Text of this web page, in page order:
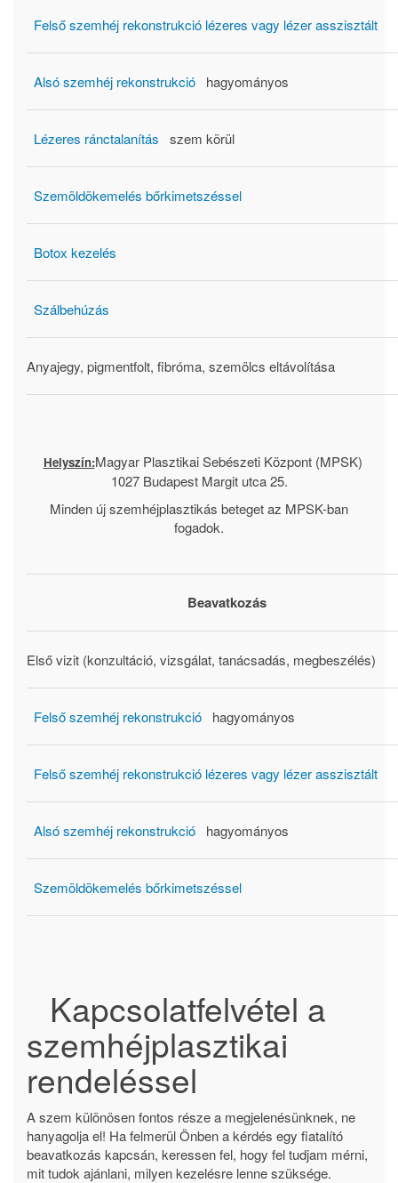
Felső szemhéj rekonstrukció lézeres vagy lézer asszisztált
Alsó szemhéj rekonstrukció hagyományos
Lézeres ránctalanítás szem körül
Szemöldökemelés bőrkimetszéssel
Botox kezelés
Szálbehúzás
Anyajegy, pigmentfolt, fibróma, szemölcs eltávolítása
Helyszín:Magyar Plasztikai Sebészeti Központ (MPSK)
1027 Budapest Margit utca 25.
Minden új szemhéjplasztikás beteget az MPSK-ban
fogadok.
Beavatkozás
Első vizit (konzultáció, vizsgálat, tanácsadás, megbeszélés)
Felső szemhéj rekonstrukció hagyományos
Felső szemhéj rekonstrukció lézeres vagy lézer asszisztált
Alsó szemhéj rekonstrukció hagyományos
Szemöldökemelés bőrkimetszéssel
Kapcsolatfelvétel a
szemhéjplasztikai
rendeléssel
A szem különösen fontos része a megjelenésünknek, ne
hanyagolja el! Ha felmerül Önben a kérdés egy fiatalító
beavatkozás kapcsán, keressen fel, hogy fel tudjam mérni,
mit tudok ajánlani, milyen kezelésre lenne szüksége.